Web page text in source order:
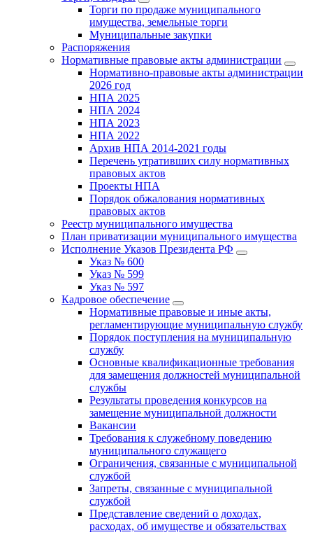
Торги по продаже муниципального
имущества, земельные торги
Муниципальные закупки
Распоряжения
Нормативные правовые акты администрации
Нормативно-правовые акты администрации
2026 год
НПА 2025
НПА 2024
НПА 2023
НПА 2022
Архив НПА 2014-2021 годы
Перечень утративших силу нормативных
правовых актов
Проекты НПА
Порядок обжалования нормативных
правовых актов
Реестр муниципального имущества
План приватизации муниципального имущества
Исполнение Указов Президента РФ
Указ № 600
Указ № 599
Указ № 597
Кадровое обеспечение
Нормативные правовые и иные акты,
регламентирующие муниципальную службу
Порядок поступления на муниципальную
службу
Основные квалификационные требования
для замещения должностей муниципальной
службы
Результаты проведения конкурсов на
замещение муниципальной должности
Вакансии
Требования к служебному поведению
муниципального служащего
Ограничения, связанные с муниципальной
службой
Запреты, связанные с муниципальной
службой
Представление сведений о доходах,
расходах, об имуществе и обязательствах